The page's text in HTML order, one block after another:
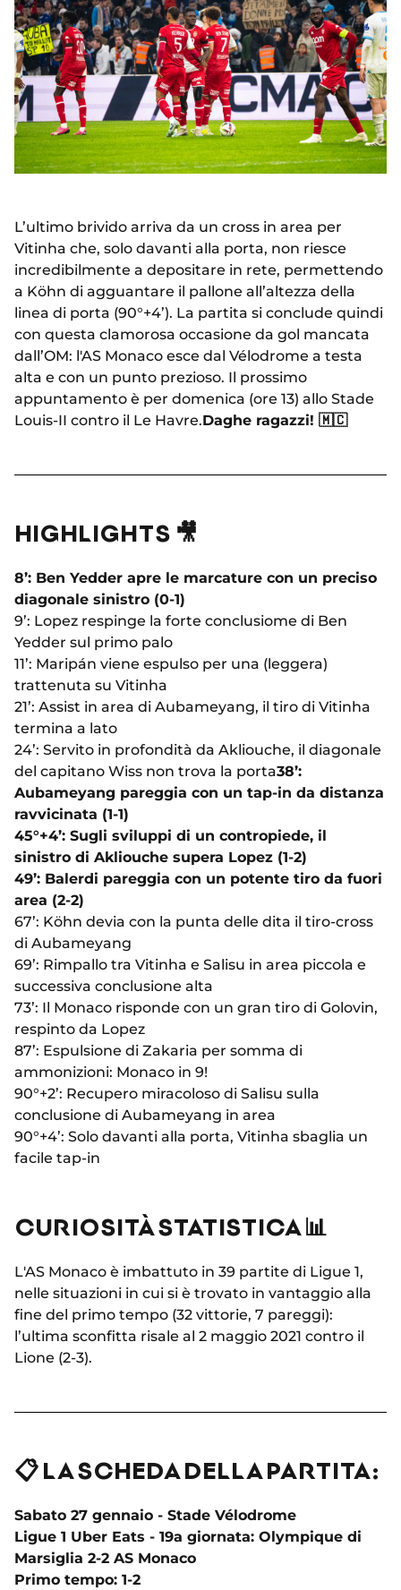
L’ultimo brivido arriva da un cross in area per
Vitinha che, solo davanti alla porta, non riesce
incredibilmente a depositare in rete, permettendo
a Köhn di agguantare il pallone all’altezza della
linea di porta (90°+4’). La partita si conclude quindi
con questa clamorosa occasione da gol mancata
dall’OM: l'AS Monaco esce dal Vélodrome a testa
alta e con un punto prezioso. Il prossimo
appuntamento è per domenica (ore 13) allo Stade
Louis-II contro il Le Havre.Daghe ragazzi! 🇲🇨
HIGHLIGHTS 🎥
8’: Ben Yedder apre le marcature con un preciso
diagonale sinistro (0-1)
9’: Lopez respinge la forte conclusiome di Ben
Yedder sul primo palo
11’: Maripán viene espulso per una (leggera)
trattenuta su Vitinha
21’: Assist in area di Aubameyang, il tiro di Vitinha
termina a lato
24’: Servito in profondità da Akliouche, il diagonale
del capitano Wiss non trova la porta38’:
Aubameyang pareggia con un tap-in da distanza
ravvicinata (1-1)
45°+4’: Sugli sviluppi di un contropiede, il
sinistro di Akliouche supera Lopez (1-2)
49’: Balerdi pareggia con un potente tiro da fuori
area (2-2)
67’: Köhn devia con la punta delle dita il tiro-cross
di Aubameyang
69’: Rimpallo tra Vitinha e Salisu in area piccola e
successiva conclusione alta
73’: Il Monaco risponde con un gran tiro di Golovin,
respinto da Lopez
87’: Espulsione di Zakaria per somma di
ammonizioni: Monaco in 9!
90°+2’: Recupero miracoloso di Salisu sulla
conclusione di Aubameyang in area
90°+4’: Solo davanti alla porta, Vitinha sbaglia un
facile tap-in
CURIOSITÀ STATISTICA 📊
L'AS Monaco è imbattuto in 39 partite di Ligue 1,
nelle situazioni in cui si è trovato in vantaggio alla
fine del primo tempo (32 vittorie, 7 pareggi):
l’ultima sconfitta risale al 2 maggio 2021 contro il
Lione (2-3).
📋 LA SCHEDA DELLA PARTITA:
Sabato 27 gennaio - Stade Vélodrome
Ligue 1 Uber Eats - 19a giornata: Olympique di
Marsiglia 2-2 AS Monaco
Primo tempo: 1-2